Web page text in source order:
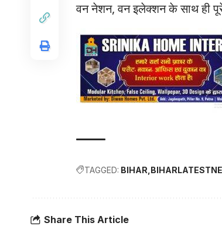
वन नेशन, वन इलेक्शन के साथ ही
TAGGED: BIHAR
Share This Article